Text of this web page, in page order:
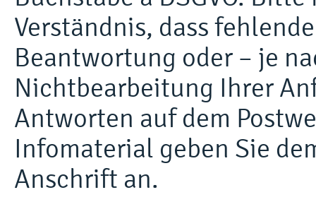
Verständnis, dass
Beantwortung oder – je
Nichtbearbeitung Ihrer
Antworten auf dem
Infomaterial geben Sie
Anschrift an.